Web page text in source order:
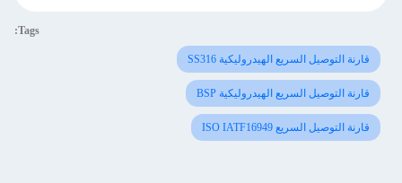
Tags:
قارنة التوصيل السريع الهيدروليكية SS316
قارنة التوصيل السريع الهيدروليكية BSP
قارنة التوصيل السريع ISO IATF16949